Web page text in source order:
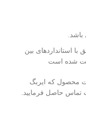
استانداردهای بین
تست شده است
محصول که ایربگ
حاصل فرمایید.